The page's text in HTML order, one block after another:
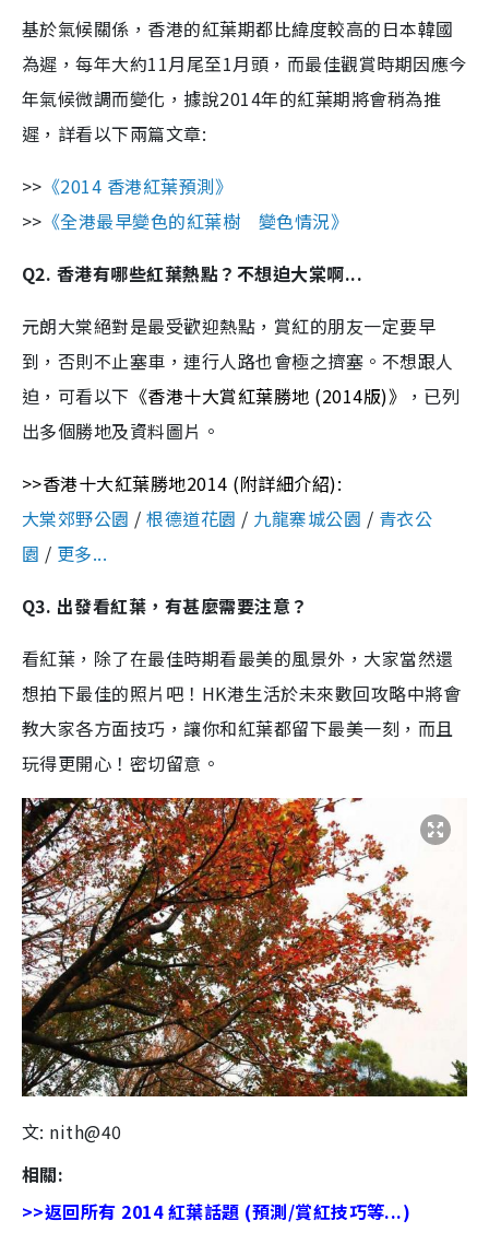
基於氣候關係，香港的紅葉期都比緯度較高的日本韓國
為遲，每年大約11月尾至1月頭，而最佳觀賞時期因應今
年氣候微調而變化，據說2014年的紅葉期將會稍為推
遲，詳看以下兩篇文章:
>> 《2014 香港紅葉預測》
>> 《全港最早變色的紅葉樹 變色情況》
Q2. 香港有哪些紅葉熱點？不想迫大棠啊...
元朗大棠絕對是最受歡迎熱點，賞紅的朋友一定要早
到，否則不止塞車，連行人路也會極之擠塞。不想跟人
迫，可看以下 《香港十大賞紅葉勝地 (2014版)》 ，已列
出多個勝地及資料圖片。
>>香港十大紅葉勝地2014 (附詳細介紹):
大棠郊野公園 /根德道花園 / 九龍寨城公園 / 青衣公
園 / 更多...
Q3. 出發看紅葉，有甚麼需要注意？
看紅葉，除了在最佳時期看最美的風景外，大家當然還
想拍下最佳的照片吧！HK港生活於未來數回攻略中將會
教大家各方面技巧，讓你和紅葉都留下最美一刻，而且
玩得更開心！密切留意。
文: nith@40
相關:
>>返回所有 2014 紅葉話題 (預測/賞紅技巧等...)